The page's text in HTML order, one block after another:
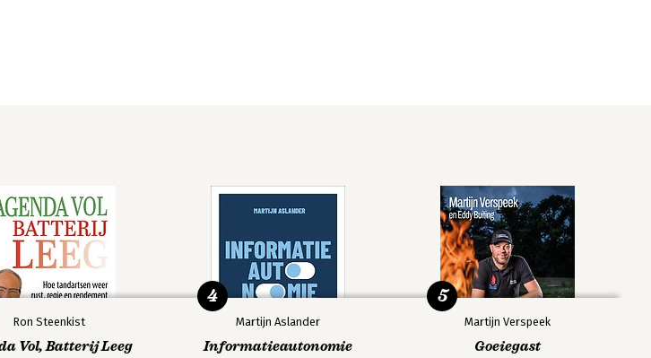
Ron Steenkist
Vol, Batterij Leeg
Martijn Aslander
Informatieautonomie
4
Martijn Verspeek
Goeiegast
5